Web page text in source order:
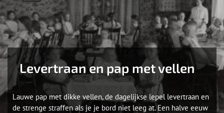
Levertraan en pap met vellen
Lauwe pap met dikke vellen, de dagelijkse lepel levertraan en
de strenge straffen als je je bord niet leeg at. Een halve eeuw